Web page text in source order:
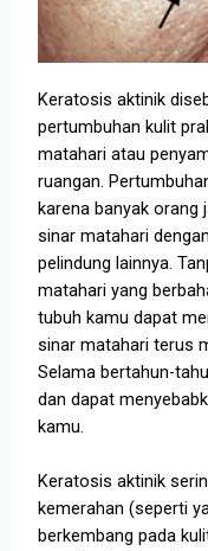
Keratosis aktinik
pertumbuhan kulit
matahari atau
ruangan.
karena banyak orang
sinar matahari
pelindung lainnya.
matahari yang
tubuh kamu dapat
sinar matahari terus
Selama bertahun-
dan dapat
kamu.
Keratosis aktinik
kemerahan (seperti
berkembang pada